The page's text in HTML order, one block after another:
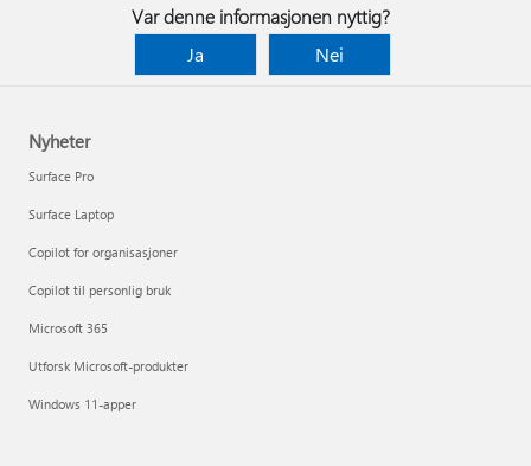
Var denne informasjonen nyttig?
Ja
Nei
Nyheter
Surface Pro
Surface Laptop
Copilot for organisasjoner
Copilot til personlig bruk
Microsoft 365
Utforsk Microsoft-produkter
Windows 11-apper